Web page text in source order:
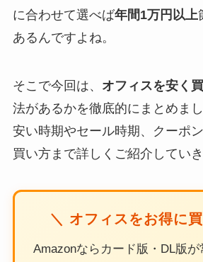
に合わせて選べば年間1万円以上
あるんですよね。
そこで今回は、 オフィスを安く
法があるかを徹底的にまとめま
安い時期やセール時期、クーポ
買い方まで詳しくご紹介していき
＼ オフィスをお得に
Amazonならカード版・DL版